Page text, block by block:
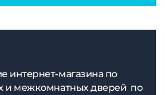
интернет-магазина по
и межкомнатных дверей по